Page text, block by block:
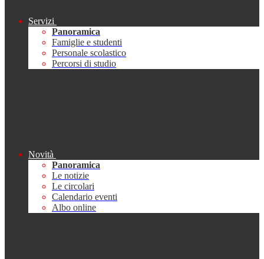
Servizi
Panoramica
Famiglie e studenti
Personale scolastico
Percorsi di studio
Novità
Panoramica
Le notizie
Le circolari
Calendario eventi
Albo online